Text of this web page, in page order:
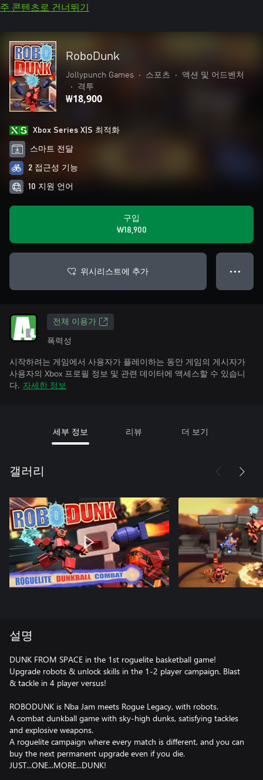
주 콘텐츠로 건너뛰기
RoboDunk
Jollypunch Games • 스포츠 •
액션 및 어드벤처
•
격투
₩18,900
Xbox Series X|S 최적화
스마트 전달
2 접근성 기능
10 지원 언어
구입
₩18,900
위시리스트에 추가 ● ● ●
전체 이용가
폭력성
시작하려는 게임에서 사용자가 플레이하는 동안 게임의 게시자가
사용자의 Xbox 프로필 정보 및 관련 데이터에 액세스할 수 있습니
다. 자세한 정보
세부 정보 리뷰 더 보기
갤러리
설명
DUNK FROM SPACE in the 1st roguelite basketball game!
Upgrade robots & unlock skills in the 1-2 player campaign. Blast
& tackle in 4 player versus!
ROBODUNK is Nba Jam meets Rogue Legacy, with robots.
A combat dunkball game with sky-high dunks, satisfying tackles
and explosive weapons.
A roguelite campaign where every match is different, and you can
buy the next permanent upgrade even if you die.
JUST...ONE...MORE...DUNK!